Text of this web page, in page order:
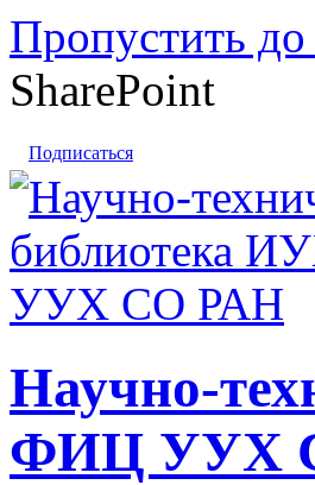
Пропустить до
SharePoint
Подписаться
Научно-
ФИЦ УУХ